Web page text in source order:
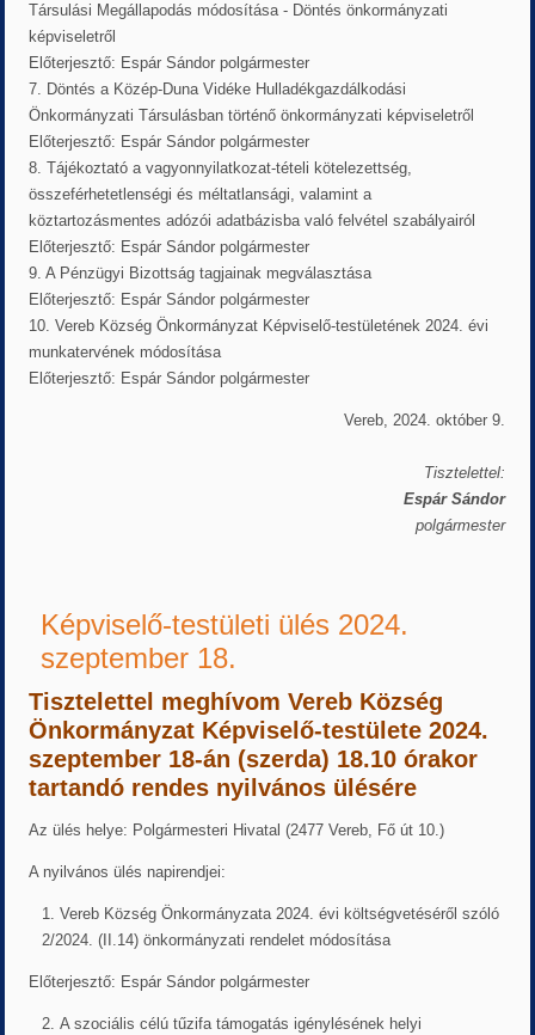
Társulási Megállapodás módosítása - Döntés önkormányzati
képviseletről
Előterjesztő: Espár Sándor polgármester
7. Döntés a Közép-Duna Vidéke Hulladékgazdálkodási
Önkormányzati Társulásban történő önkormányzati képviseletről
Előterjesztő: Espár Sándor polgármester
8. Tájékoztató a vagyonnyilatkozat-tételi kötelezettség,
összeférhetetlenségi és méltatlansági, valamint a
köztartozásmentes adózói adatbázisba való felvétel szabályairól
Előterjesztő: Espár Sándor polgármester
9. A Pénzügyi Bizottság tagjainak megválasztása
Előterjesztő: Espár Sándor polgármester
10. Vereb Község Önkormányzat Képviselő-testületének 2024. évi
munkatervének módosítása
Előterjesztő: Espár Sándor polgármester
Vereb, 2024. október 9.
Tisztelettel:
Espár Sándor
polgármester
Képviselő-testületi ülés 2024.
szeptember 18.
Tisztelettel meghívomVereb Község
Önkormányzat Képviselő-testülete2024.
szeptember 18-án (szerda) 18.10 órakor
tartandó rendes nyilvános ülésére
Az ülés helye: Polgármesteri Hivatal (2477 Vereb, Fő út 10.)
A nyilvános ülés napirendjei:
Vereb Község Önkormányzata 2024. évi költségvetéséről szóló
2/2024. (II.14) önkormányzati rendelet módosítása
Előterjesztő: Espár Sándor polgármester
A szociális célú tűzifa támogatás igénylésének helyi